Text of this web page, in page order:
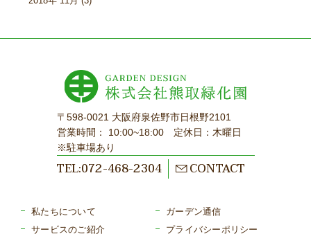
〒598-0021 大阪府泉佐野市日根野2101
営業時間： 10:00~18:00 定休日：木曜日
※駐車場あり
TEL:072-468-2304 CONTACT
私たちについて
ガーデン通信
サービスのご紹介
プライバシーポリシー